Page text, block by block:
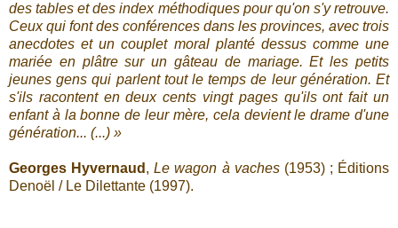
des tables et des index méthodiques pour qu'on s'y retrouve.
Ceux qui font des conférences dans les provinces, avec trois
anecdotes et un couplet moral planté dessus comme une
mariée en plâtre sur un gâteau de mariage. Et les petits
jeunes gens qui parlent tout le temps de leur génération. Et
s'ils racontent en deux cents vingt pages qu'ils ont fait un
enfant à la bonne de leur mère, cela devient le drame d'une
génération... (...) »
Georges Hyvernaud ,Le wagon à vaches(1953) ; Éditions
Denoël / Le Dilettante (1997).